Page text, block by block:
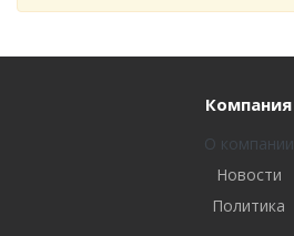
Компания
О компании
Новости
Политика